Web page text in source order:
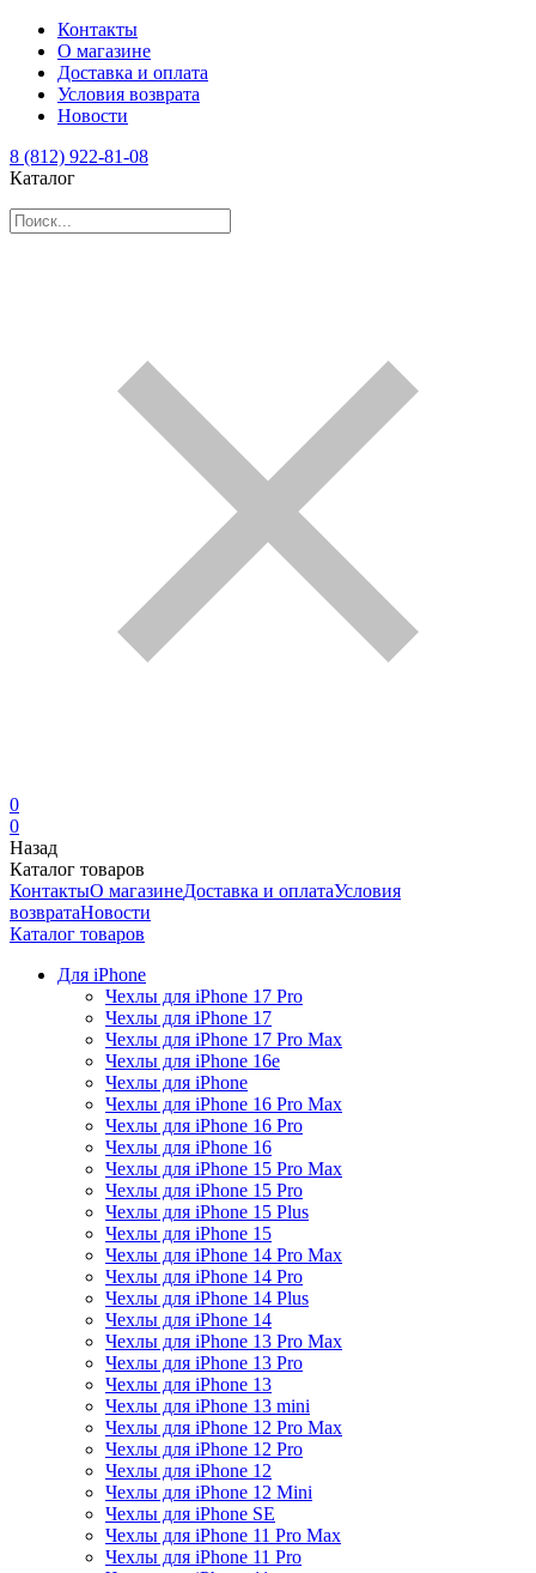
Контакты
О магазине
Доставка и оплата
Условия возврата
Новости
8 (812) 922-81-08
Каталог
0
0
Назад
Каталог товаров
КонтактыО магазинеДоставка и оплатаУсловия
возвратаНовости
Каталог товаров
Для iPhone
Чехлы для iPhone 17 Pro
Чехлы для iPhone 17
Чехлы для iPhone 17 Pro Max
Чехлы для iPhone 16e
Чехлы для iPhone
Чехлы для iPhone 16 Pro Max
Чехлы для iPhone 16 Pro
Чехлы для iPhone 16
Чехлы для iPhone 15 Pro Max
Чехлы для iPhone 15 Pro
Чехлы для iPhone 15 Plus
Чехлы для iPhone 15
Чехлы для iPhone 14 Pro Max
Чехлы для iPhone 14 Pro
Чехлы для iPhone 14 Plus
Чехлы для iPhone 14
Чехлы для iPhone 13 Pro Max
Чехлы для iPhone 13 Pro
Чехлы для iPhone 13
Чехлы для iPhone 13 mini
Чехлы для iPhone 12 Pro Max
Чехлы для iPhone 12 Pro
Чехлы для iPhone 12
Чехлы для iPhone 12 Mini
Чехлы для iPhone SE
Чехлы для iPhone 11 Pro Max
Чехлы для iPhone 11 Pro